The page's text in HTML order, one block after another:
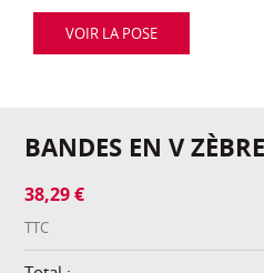
VOIR LA POSE
BANDES EN V
38,29 €
TTC